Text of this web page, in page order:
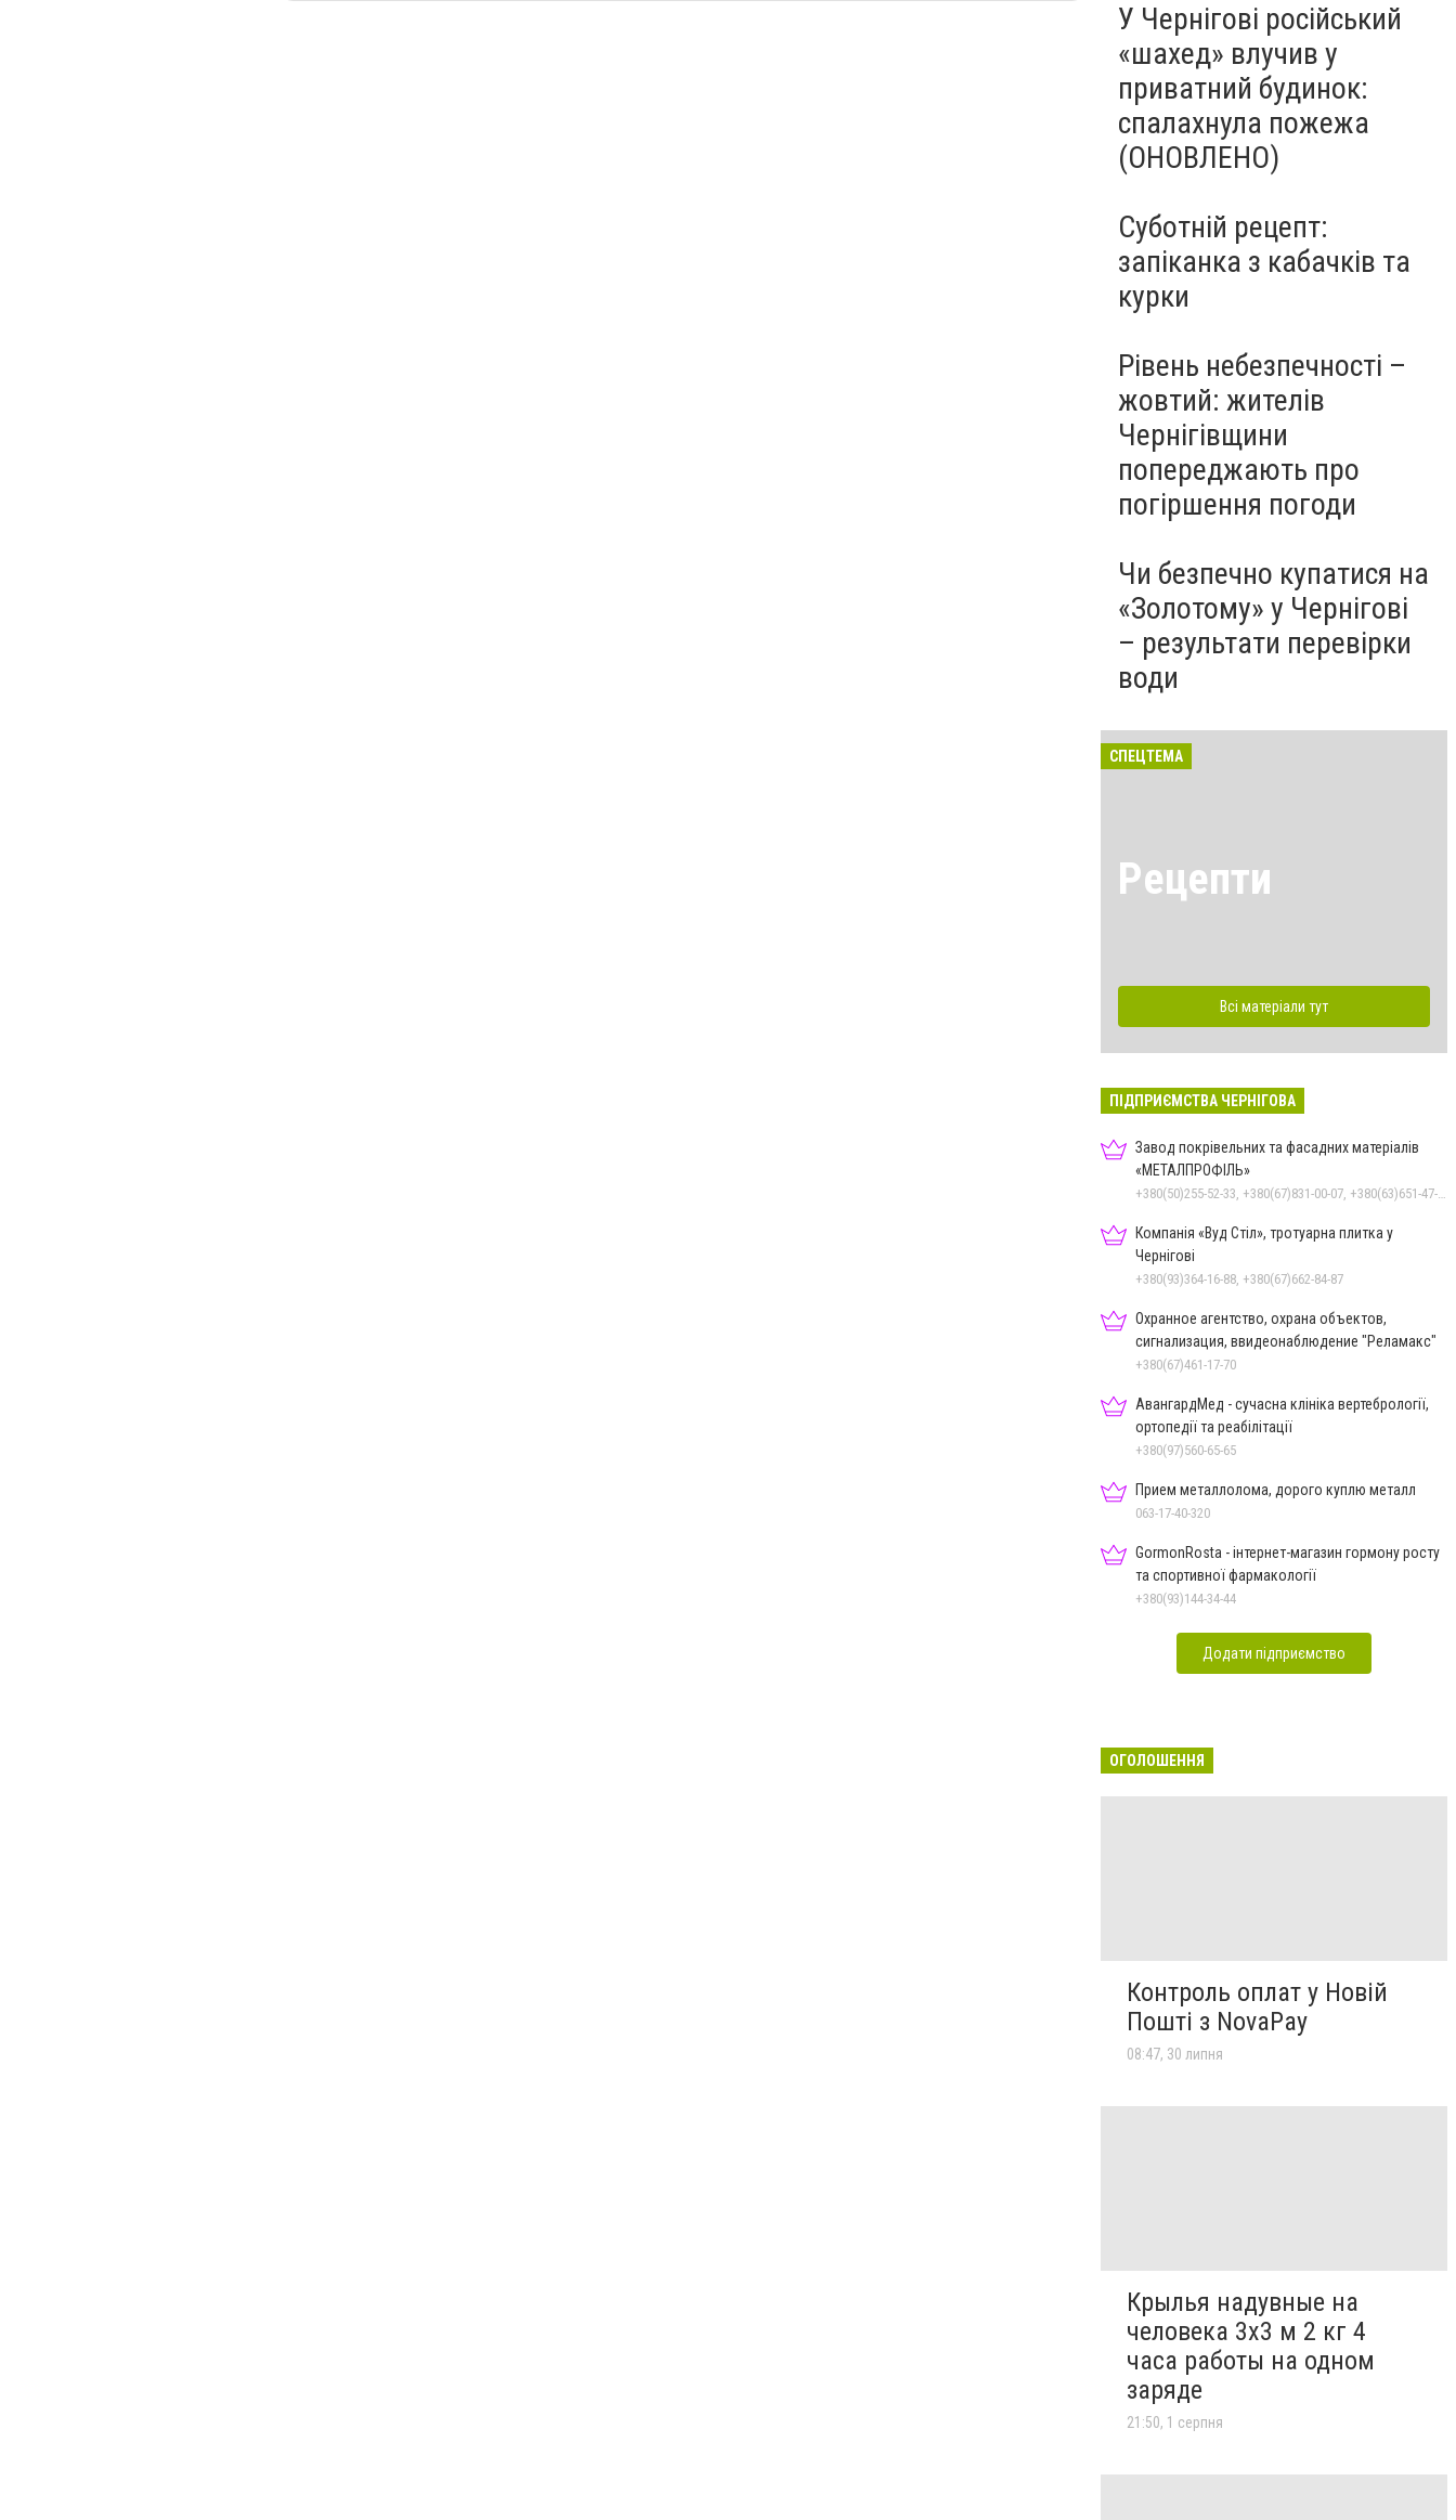
У Чернігові російський
«шахед» влучив у
приватний будинок:
спалахнула пожежа
(ОНОВЛЕНО)
Суботній рецепт:
запіканка з кабачків та
курки
Рівень небезпечності –
жовтий: жителів
Чернігівщини
попереджають про
погіршення погоди
Чи безпечно купатися на
«Золотому» у Чернігові
– результати перевірки
води
СПЕЦТЕМА
Рецепти
Всі матеріали тут
ПІДПРИЄМСТВА ЧЕРНІГОВА
Завод покрівельних та фасадних матеріалів
«МЕТАЛПРОФІЛЬ»
Компанія «Вуд Стіл», тротуарна плитка у
Чернігові
+380(93)364-16-88, +380(67)662-84-87
Охранное агентство, охрана объектов,
сигнализация, ввидеонаблюдение "Реламакс"
+380(67)461-17-70
АвангардМед - сучасна клініка вертебрології,
ортопедії та реабілітації
+380(97)560-65-65
Прием металлолома, дорого куплю металл
063-17-40-320
GormonRosta - інтернет-магазин гормону росту
та спортивної фармакології
+380(93)144-34-44
Додати підприємство
ОГОЛОШЕННЯ
Контроль оплат у Новій
Пошті з NovaPay
08:47, 30 липня
Крылья надувные на
человека 3х3 м 2 кг 4
часа работы на одном
заряде
21:50, 1 серпня